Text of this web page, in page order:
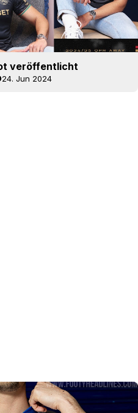
veröffentlicht
24. Jun 2024